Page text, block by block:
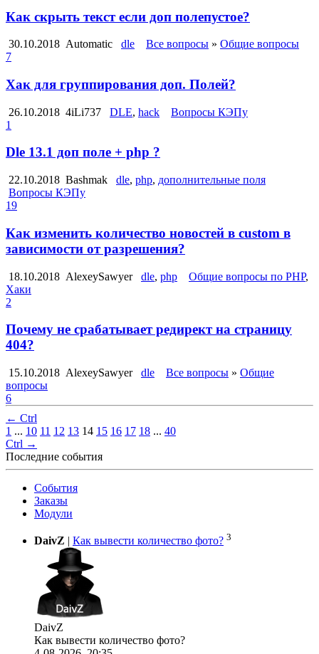
Как скрыть текст если доп полепустое?
30.10.2018 Automatic dle Все вопросы » Общие вопросы
7
Хак для группирования доп. Полей?
26.10.2018 4iLi737 DLE, hack
Вопросы КЭПу
1
Dle 13.1 доп поле + php ?
22.10.2018 Bashmak dle, php, дополнительные поля
Вопросы КЭПу
19
Как изменить количество новостей в custom в
зависимости от разрешения?
18.10.2018 AlexeySawyer dle, php Общие вопросы по PHP,
Хаки
2
Почему не срабатывает редирект на страницу
404?
15.10.2018 AlexeySawyer dle Все вопросы » Общие
вопросы
6
← Ctrl
1 ... 10 11 12 13 14 15 16 17 18 ... 40
Ctrl →
Последние события
События
Заказы
Модули
DaivZ | Как вывести количество фото? 3
DaivZ
Как вывести количество фото?